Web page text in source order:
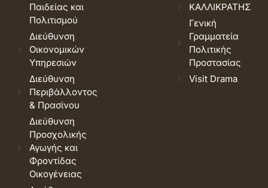
Παιδείας και
Πολιτισμού
Διεύθυνση
Οικονομικών
Υπηρεσιών
Διεύθυνση
Περιβάλλοντος
& Πρασίνου
Διεύθυνση
Προσχολικής
Αγωγής και
Φροντίδας
Οικογένειας
ΚΑΛΛΙΚΡΑΤΗΣ
Γενική
Γραμματεία
Πολιτικής
Προστασίας
Visit Drama